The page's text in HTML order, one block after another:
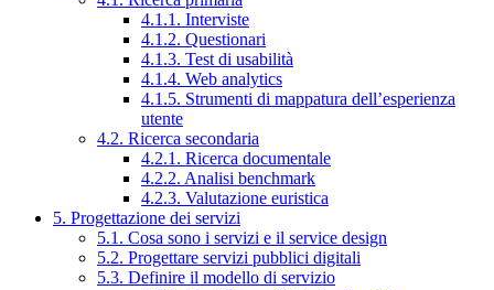
4.1.1. Interviste
4.1.2. Questionari
4.1.3. Test di usabilità
4.1.4. Web analytics
4.1.5. Strumenti di mappatura dell’esperienza
utente
4.2. Ricerca secondaria
4.2.1. Ricerca documentale
4.2.2. Analisi benchmark
4.2.3. Valutazione euristica
5. Progettazione dei servizi
5.1. Cosa sono i servizi e il service design
5.2. Progettare servizi pubblici digitali
5.3. Definire il modello di servizio